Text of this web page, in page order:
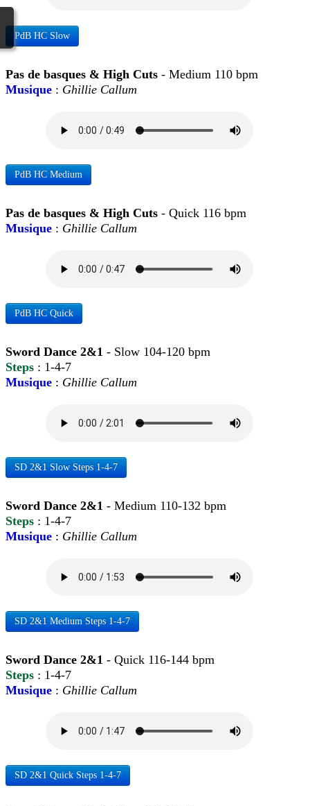
PdB HC Slow
Pas de basques & High Cuts - Medium 110 bpm
Musique : Ghillie Callum
PdB HC Medium
Pas de basques & High Cuts - Quick 116 bpm
Musique : Ghillie Callum
PdB HC Quick
Sword Dance 2&1 - Slow 104-120 bpm
Steps : 1-4-7
Musique : Ghillie Callum
SD 2&1 Slow Steps 1-4-7
Sword Dance 2&1 - Medium 110-132 bpm
Steps : 1-4-7
Musique : Ghillie Callum
SD 2&1 Medium Steps 1-4-7
Sword Dance 2&1 - Quick 116-144 bpm
Steps : 1-4-7
Musique : Ghillie Callum
SD 2&1 Quick Steps 1-4-7